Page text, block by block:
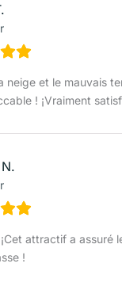
neige et le mauvais
! ¡Vraiment
¡Cet attractif a assuré
!